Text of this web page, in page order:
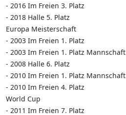
- 2016 Im Freien 3. Platz
- 2018 Halle 5. Platz
Europa Meisterschaft
- 2003 Im Freien 1. Platz
- 2003 Im Freien 1. Platz Mannschaft
- 2008 Halle 6. Platz
- 2010 Im Freien 1. Platz Mannschaft
- 2010 Im Freien 4. Platz
World Cup
- 2011 Im Freien 7. Platz